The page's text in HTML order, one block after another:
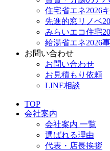
住宅省エネ2026
先進的窓リノベ
みらいエコ住宅
給湯省エネ2026
お問い合わせ
お問い合わせ
お見積もり依頼
LINE相談
TOP
会社案内
会社案内 一覧
選ばれる理由
代表・店長挨拶